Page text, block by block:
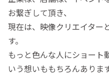
お繋ぎして頂き、
現在は、映像クリエイター
す。
もっと色んな人にショート
いう想いももちろんありま